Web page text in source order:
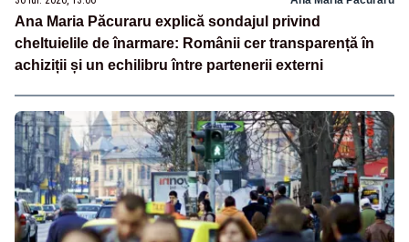
Ana Maria Păcuraru explică sondajul privind
cheltuielile de înarmare: Românii cer transparență în
achiziții și un echilibru între partenerii externi